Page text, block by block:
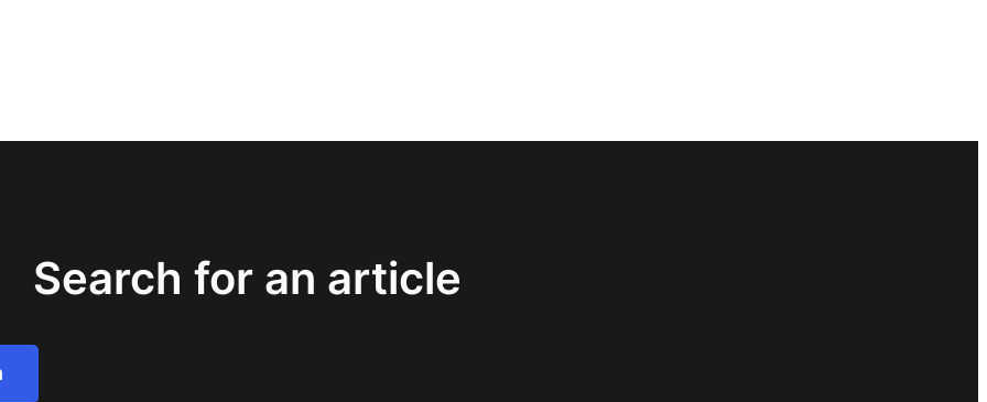
Search for an article